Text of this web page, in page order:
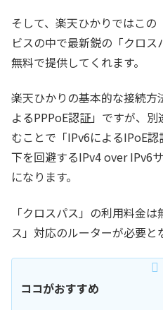
そして、楽天ひかりではこ
ビスの中で最新鋭の「クロ
無料で提供してくれます。
楽天ひかりの基本的な接続
よるPPPoE認証」ですが、
むことで「IPv6によるIPoE
下を回避するIPv4 over IPv6
になります。
「クロスパス」の利用料金
ス」対応のルーターが必要と
ココがおすすめ